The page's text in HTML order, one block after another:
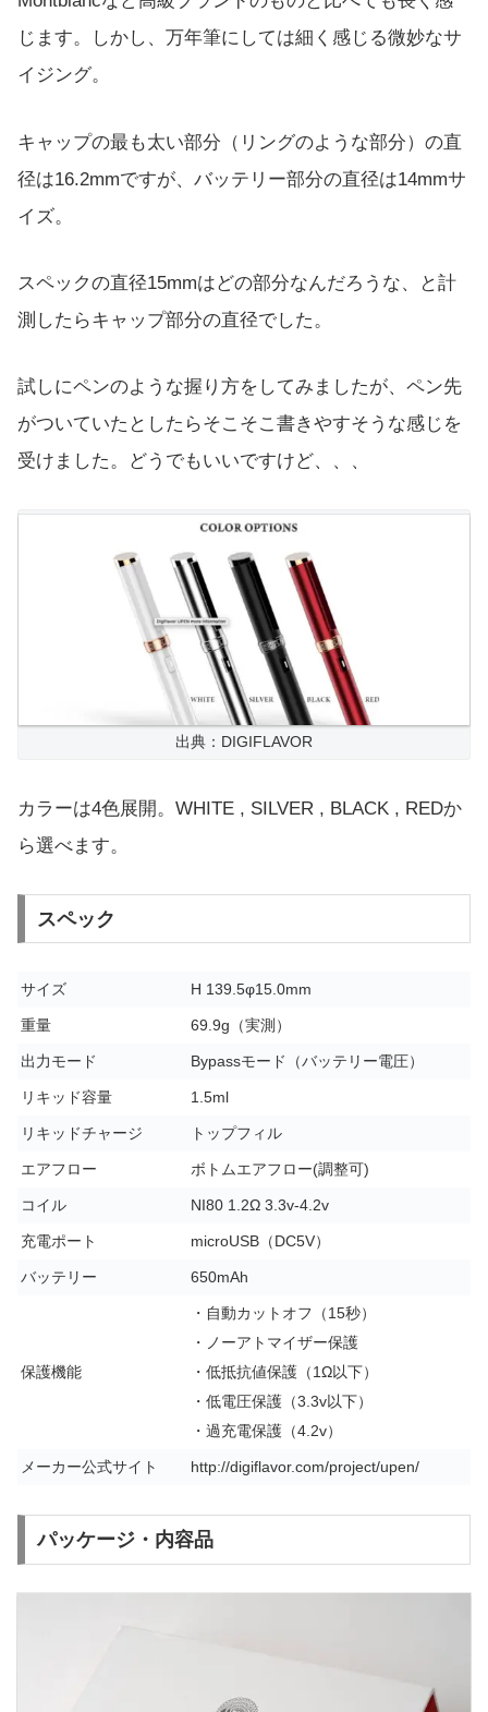
じます。しかし、万年筆にしては細く感じる微妙なサ
イジング。
キャップの最も太い部分（リングのような部分）の直
径は16.2mmですが、バッテリー部分の直径は14mmサ
イズ。
スペックの直径15mmはどの部分なんだろうな、と計
測したらキャップ部分の直径でした。
試しにペンのような握り方をしてみましたが、ペン先
がついていたとしたらそこそこ書きやすそうな感じを
受けました。どうでもいいですけど、、、
出典：DIGIFLAVOR
カラーは4色展開。WHITE , SILVER , BLACK , REDか
ら選べます。
スペック
サイズ H 139.5φ15.0mm
重量 69.9g（実測）
出力モード Bypassモード（バッテリー電圧）
リキッド容量 1.5ml
リキッドチャージ トップフィル
エアフロー ボトムエアフロー(調整可)
コイル NI80 1.2Ω 3.3v-4.2v
充電ポート microUSB（DC5V）
バッテリー 650mAh
保護機能
・自動カットオフ（15秒）
・ノーアトマイザー保護
・低抵抗値保護（1Ω以下）
・低電圧保護（3.3v以下）
・過充電保護（4.2v）
メーカー公式サイト http://digiflavor.com/project/upen/
パッケージ・内容品